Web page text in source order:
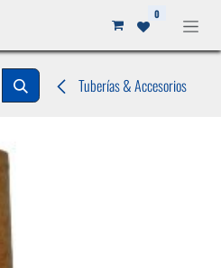
0
Tuberías & Accesorios